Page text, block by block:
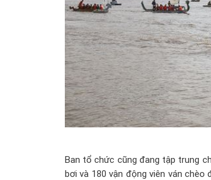
Ban tổ chức cũng đang tập trung
bơi và 180 vận động viên ván